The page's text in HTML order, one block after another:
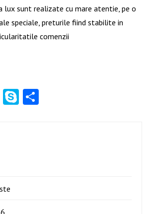
lux sunt realizate cu mare atentie, pe o
speciale, preturile fiind stabilite in
comenzii
Tumblr
Skype